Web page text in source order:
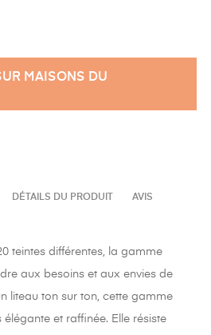
MAISONS DU
DÉTAILS DU PRODUIT AVIS
teintes différentes, la gamme
aux besoins et aux envies de
liteau ton sur ton, cette gamme
et raffinée. Elle résiste